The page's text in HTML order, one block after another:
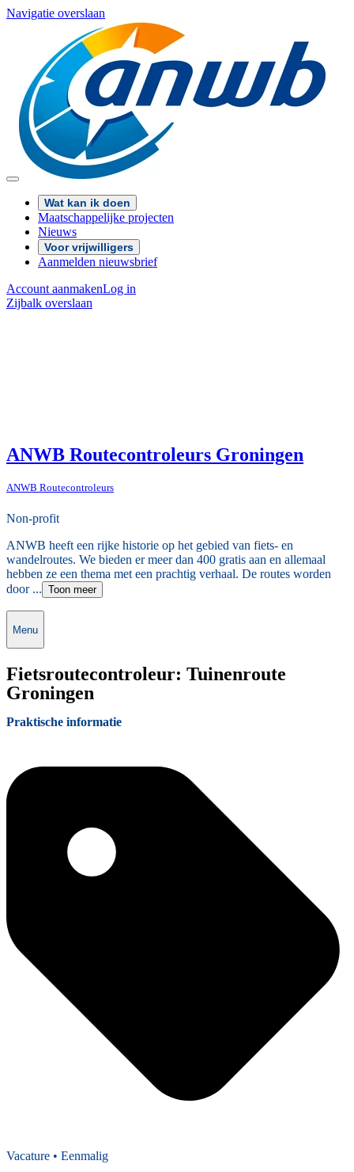
Navigatie overslaan
Wat kan ik doen
Maatschappelijke projecten
Nieuws
Voor vrijwilligers
Aanmelden nieuwsbrief
Account aanmakenLog in
Zijbalk overslaan
ANWB Routecontroleurs Groningen
ANWB Routecontroleurs
Non-profit
ANWB heeft een rijke historie op het gebied van fiets- en
wandelroutes. We bieden er meer dan 400 gratis aan en allemaal
hebben ze een thema met een prachtig verhaal. De routes worden
door ... Toon meer
Menu
Fietsroutecontroleur: Tuinenroute
Groningen
Praktische informatie
Vacature • Eenmalig